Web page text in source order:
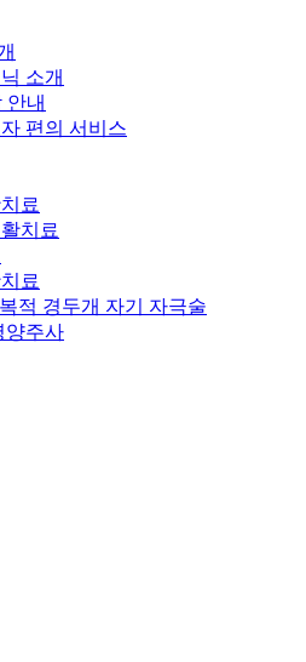
소개
안내
편의 서비스
료
치료
료
적 경두개 자기 자극술
양주사